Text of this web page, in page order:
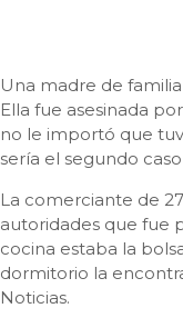
Una madre de
Ella fue asesinada
no le importó que
sería el segundo
La comerciante de
autoridades que fue
cocina estaba la
dormitorio la
Noticias.